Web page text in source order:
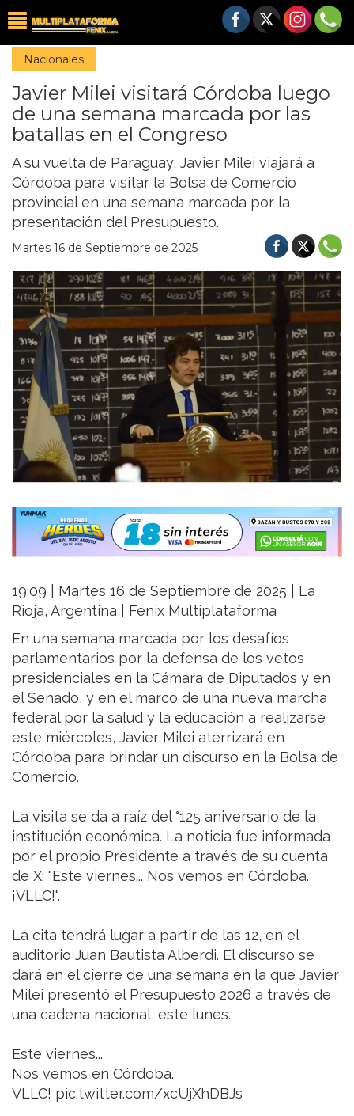
Nacionales
Javier Milei visitará Córdoba luego
de una semana marcada por las
batallas en el Congreso
A su vuelta de Paraguay, Javier Milei viajará a
Córdoba para visitar la Bolsa de Comercio
provincial en una semana marcada por la
presentación del Presupuesto.
Martes 16 de Septiembre de 2025
19:09 | Martes 16 de Septiembre de 2025 | La
Rioja, Argentina | Fenix Multiplataforma
En una semana marcada por los desafíos
parlamentarios por la defensa de los vetos
presidenciales en la Cámara de Diputados y en
el Senado, y en el marco de una nueva marcha
federal por la salud y la educación a realizarse
este miércoles, Javier Milei aterrizará en
Córdoba para brindar un discurso en la Bolsa de
Comercio.
La visita se da a raíz del °125 aniversario de la
institución económica. La noticia fue informada
por el propio Presidente a través de su cuenta
de X: "Este viernes... Nos vemos en Córdoba.
¡VLLC!".
La cita tendrá lugar a partir de las 12, en el
auditorio Juan Bautista Alberdi. El discurso se
dará en el cierre de una semana en la que Javier
Milei presentó el Presupuesto 2026 a través de
una cadena nacional, este lunes.
Este viernes...
Nos vemos en Córdoba.
VLLC! pic.twitter.com/xcUjXhDBJs